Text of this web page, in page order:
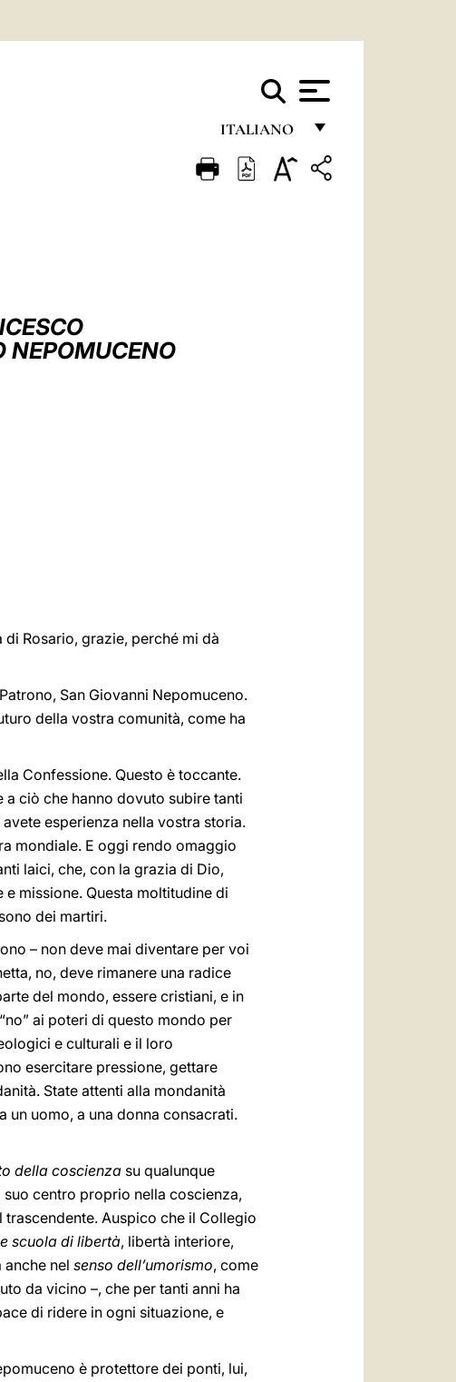
ITALIANO
FRANÇAIS
NEPOMUCENO
Rosario, grazie, perché mi dà
San Giovanni Nepomuceno.
della vostra comunità, come ha
Confessione. Questo è toccante.
a ciò che hanno dovuto subire tanti
esperienza nella vostra storia.
mondiale. E oggi rendo omaggio
laici, che, con la grazia di Dio,
missione. Questa moltitudine di
dei martiri.
– non deve mai diventare per voi
no, deve rimanere una radice
del mondo, essere cristiani, e in
ai poteri di questo mondo per
e culturali e il loro
esercitare pressione, gettare
State attenti alla mondanità
un uomo, a una donna consacrati.
della coscienza su qualunque
centro proprio nella coscienza,
Auspico che il Collegio
scuola di libertà, libertà interiore,
nel senso dell’umorismo, come
da vicino –, che per tanti anni ha
di ridere in ogni situazione, e
è protettore dei ponti, lui,